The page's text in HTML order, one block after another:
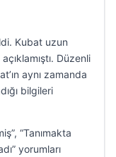
Kubat uzun
Düzenli
aynı zamanda
bilgileri
“Tanımakta
yorumları